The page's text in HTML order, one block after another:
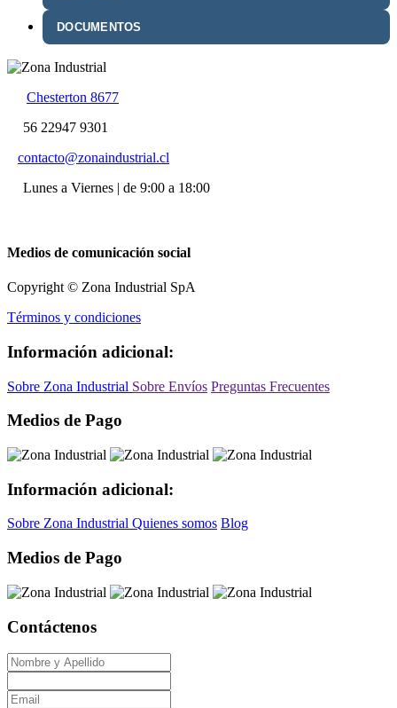
DOCUMENTOS
Chesterton 8677
56 22947 9301
contacto@zonaindustrial.cl
Lunes a Viernes | de 9:00 a 18:00
Medios de comunicación social
Copyright © Zona Industrial SpA
Términos y condiciones
Información adicional:
Sobre Zona Industrial Sobre Envíos Preguntas Frecuentes
Medios de Pago
Información adicional:
Sobre Zona Industrial Quienes somos Blog
Medios de Pago
Contáctenos